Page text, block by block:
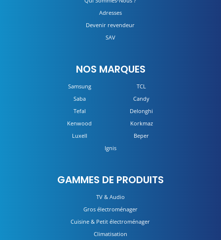
Adresses
Devenir revendeur
SAV
NOS MARQUES
Samsung
TCL
Saba
Candy
Tefal
Delonghi
Kenwood
Korkmaz
Luxell
Beper
Ignis
GAMMES DE PRODUITS
TV & Audio
Gros électroménager
Cuisine & Petit électroménager
Climatisation